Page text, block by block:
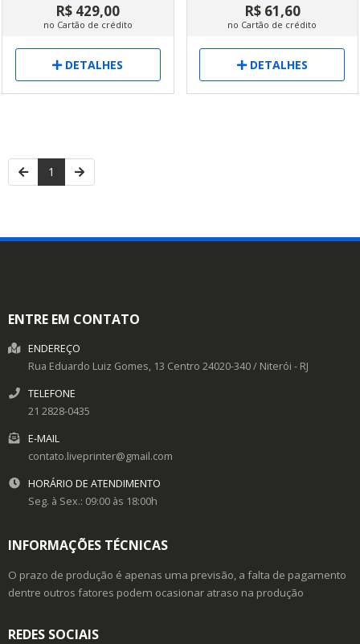
R$ 429,00
no Cartão de crédito
DETALHES
R$ 61,60
no Cartão de crédito
DETALHES
1
ENTRE EM CONTATO
ENDEREÇO
Rua Eduardo Luiz Gomes, 13 Centro 24020-340/ Niterói - RJ
TELEFONE
21 2828-0435
E-MAIL
contato.liveprinter@gmail.com
HORÁRIO DE ATENDIMENTO
Seg. à Sex.: 09:00 às 18:00h
INFORMAÇÕES TÉCNICAS
O prazo de produção é apenas uma previsão, a falta de pagamento
dentre outros fatores podem ocasionar atraso na produção
REDES SOCIAIS